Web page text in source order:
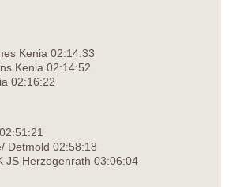
Kenia 02:14:33
Kenia 02:14:52
02:16:22
Detmold 02:58:18
JS Herzogenrath 03:06:04